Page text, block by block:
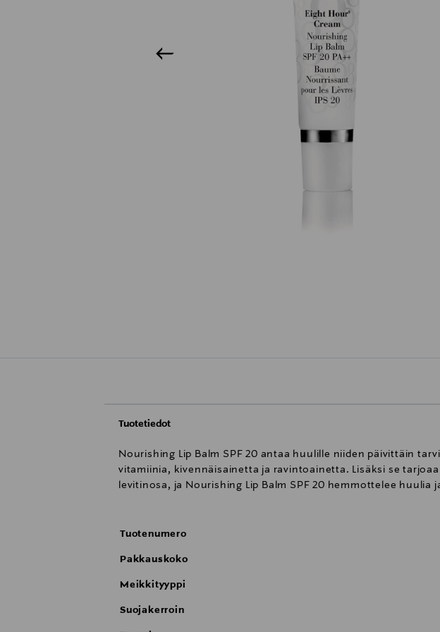
Tuotetiedot
Nourishing Lip Balm SPF 20 antaa huulille niiden päivittäin
vitamiinia, kivennäisainetta ja ravintoainetta. Lisäksi se
levitinosa, ja Nourishing Lip Balm SPF 20 hemmottelee
Tuotenumero
Pakkauskoko
Meikkityyppi
Suojakerroin